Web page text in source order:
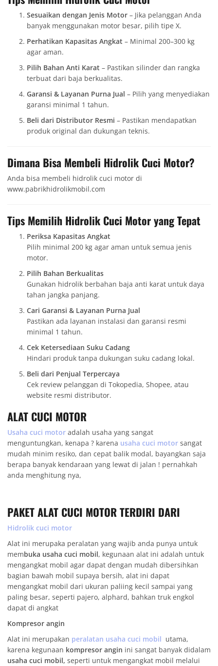
Sesuaikan dengan Jenis Motor – Jika pelanggan Anda
banyak menggunakan motor besar, pilih tipe X.
Perhatikan Kapasitas Angkat – Minimal 200–300 kg
agar aman.
Pilih Bahan Anti Karat – Pastikan silinder dan rangka
terbuat dari baja berkualitas.
Garansi & Layanan Purna Jual – Pilih yang menyediakan
garansi minimal 1 tahun.
Beli dari Distributor Resmi – Pastikan mendapatkan
produk original dan dukungan teknis.
Dimana Bisa Membeli Hidrolik Cuci Motor?
Anda bisa membeli hidrolik cuci motor di
www.pabrikhidrolikmobil.com
Tips Memilih Hidrolik Cuci Motor yang Tepat
Periksa Kapasitas Angkat
Pilih minimal 200 kg agar aman untuk semua jenis
motor.
Pilih Bahan Berkualitas
Gunakan hidrolik berbahan baja anti karat untuk daya
tahan jangka panjang.
Cari Garansi & Layanan Purna Jual
Pastikan ada layanan instalasi dan garansi resmi
minimal 1 tahun.
Cek Ketersediaan Suku Cadang
Hindari produk tanpa dukungan suku cadang lokal.
Beli dari Penjual Terpercaya
Cek review pelanggan di Tokopedia, Shopee, atau
website resmi distributor.
ALAT CUCI MOTOR
Usaha cuci motor adalah usaha yang sangat
menguntungkan, kenapa ? karena usaha cuci motor sangat
mudah minim resiko, dan cepat balik modal, bayangkan saja
berapa banyak kendaraan yang lewat di jalan ! pernahkah
anda menghitung nya,
PAKET ALAT CUCI MOTOR TERDIRI DARI
Hidrolik cuci motor
Alat ini merupaka peralatan yang wajib anda punya untuk
membuka usaha cuci mobil, kegunaan alat ini adalah untuk
mengangkat mobil agar dapat dengan mudah dibersihkan
bagian bawah mobil supaya bersih, alat ini dapat
mengangkat mobil dari ukuran paliing kecil sampai yang
paling besar, seperti pajero, alphard, bahkan truk engkol
dapat di angkat
Kompresor angin
Alat ini merupakan peralatan usaha cuci mobil utama,
karena kegunaan kompresor angin ini sangat banyak didalam
usaha cuci mobil, seperti untuk mengangkat mobil melalui